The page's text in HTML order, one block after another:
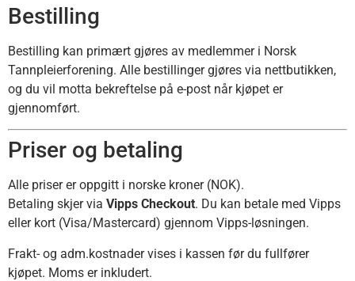
Bestilling
Bestilling kan primært gjøres av medlemmer i Norsk
Tannpleierforening. Alle bestillinger gjøres via nettbutikken,
og du vil motta bekreftelse på e-post når kjøpet er
gjennomført.
Priser og betaling
Alle priser er oppgitt i norske kroner (NOK).
Betaling skjer via Vipps Checkout. Du kan betale med Vipps
eller kort (Visa/Mastercard) gjennom Vipps-løsningen.
Frakt- og adm.kostnader vises i kassen før du fullfører
kjøpet. Moms er inkludert.